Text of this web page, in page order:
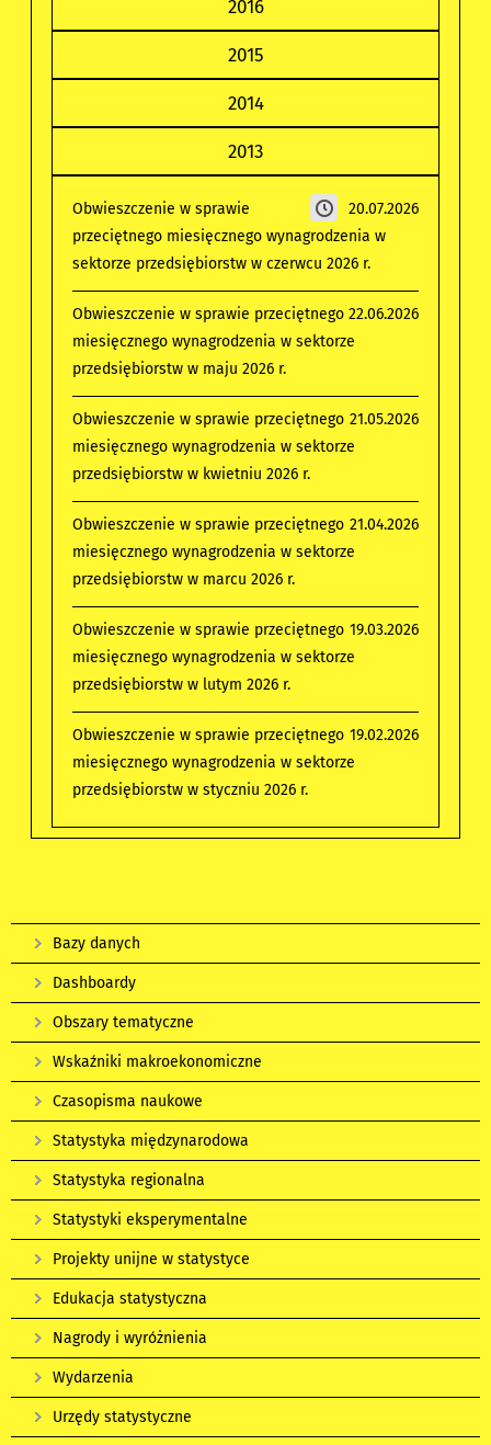
2016
2015
2014
2013
20.07.2026
Obwieszczenie w sprawie
przeciętnego miesięcznego wynagrodzenia w
sektorze przedsiębiorstw w czerwcu 2026 r.
22.06.2026
Obwieszczenie w sprawie przeciętnego
miesięcznego wynagrodzenia w sektorze
przedsiębiorstw w maju 2026 r.
21.05.2026
Obwieszczenie w sprawie przeciętnego
miesięcznego wynagrodzenia w sektorze
przedsiębiorstw w kwietniu 2026 r.
21.04.2026
Obwieszczenie w sprawie przeciętnego
miesięcznego wynagrodzenia w sektorze
przedsiębiorstw w marcu 2026 r.
19.03.2026
Obwieszczenie w sprawie przeciętnego
miesięcznego wynagrodzenia w sektorze
przedsiębiorstw w lutym 2026 r.
19.02.2026
Obwieszczenie w sprawie przeciętnego
miesięcznego wynagrodzenia w sektorze
przedsiębiorstw w styczniu 2026 r.
Bazy danych
Dashboardy
Obszary tematyczne
Wskaźniki makroekonomiczne
Czasopisma naukowe
Statystyka międzynarodowa
Statystyka regionalna
Statystyki eksperymentalne
Projekty unijne w statystyce
Edukacja statystyczna
Nagrody i wyróżnienia
Wydarzenia
Urzędy statystyczne